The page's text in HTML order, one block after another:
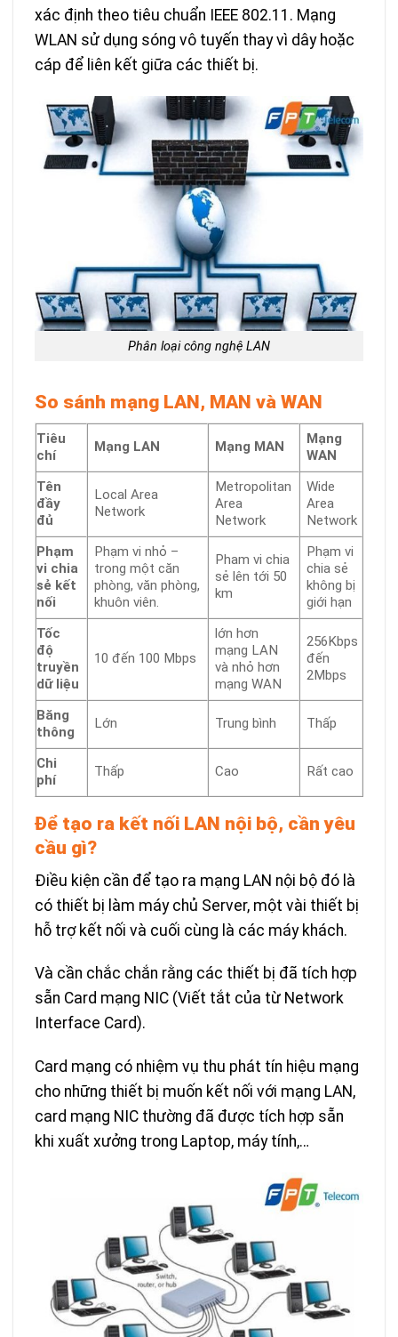
xác định theo tiêu chuẩn IEEE 802.11. Mạng
WLAN sử dụng sóng vô tuyến thay vì dây hoặc
cáp để liên kết giữa các thiết bị.
Phân loại công nghệ LAN
So sánh mạng LAN, MAN và WAN
Tiêu
chí
Mạng LAN Mạng MAN
Mạng
WAN
Tên
đầy
đủ
Local Area
Network
Metropolitan
Area
Network
Wide
Area
Network
Phạm
vi chia
sẻ kết
nối
Phạm vi nhỏ –
trong một căn
phòng, văn phòng,
khuôn viên.
Pham vi chia
sẻ lên tới 50
km
Phạm vi
chia sẻ
không bị
giới hạn
Tốc
độ
truyền
dữ liệu
10 đến 100 Mbps
lớn hơn
mạng LAN
và nhỏ hơn
mạng WAN
256Kbps
đến
2Mbps
Băng
thông
Lớn Trung bình Thấp
Chi
phí
Thấp Cao Rất cao
Để tạo ra kết nối LAN nội bộ, cần yêu
cầu gì?
Điều kiện cần để tạo ra mạng LAN nội bộ đó là
có thiết bị làm máy chủ Server, một vài thiết bị
hỗ trợ kết nối và cuối cùng là các máy khách.
Và cần chắc chắn rằng các thiết bị đã tích hợp
sẵn Card mạng NIC (Viết tắt của từ Network
Interface Card).
Card mạng có nhiệm vụ thu phát tín hiệu mạng
cho những thiết bị muốn kết nối với mạng LAN,
card mạng NIC thường đã được tích hợp sẵn
khi xuất xưởng trong Laptop, máy tính,…